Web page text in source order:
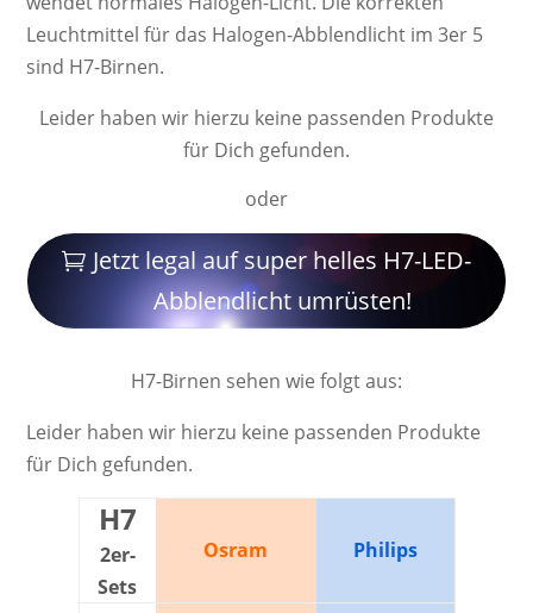
Leucht­mittel für das Halogen-Abblendlicht im 3er 5
sind H7-Birnen.
Leider haben wir hierzu keine passenden Produkte
für Dich gefunden.
oder
Jetzt legal auf super helles H7-LED-
Abblendlicht umrüsten!
H7-Birnen sehen wie folgt aus:
Leider haben wir hierzu keine passenden Produkte
für Dich gefunden.
H7
2er-
Sets
Osram Philips